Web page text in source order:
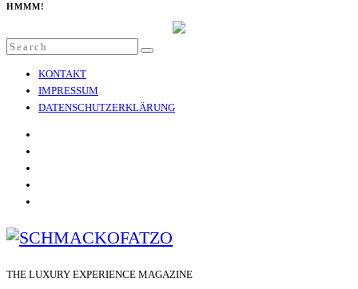
HMMM!
Search
SEARCH
KONTAKT
IMPRESSUM
DATENSCHUTZERKLÄRUNG
THE LUXURY EXPERIENCE MAGAZINE